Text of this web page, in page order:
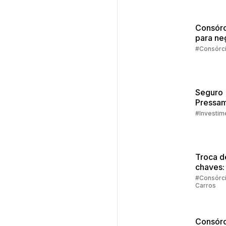
para
Seguro
Troca
regras
Carros